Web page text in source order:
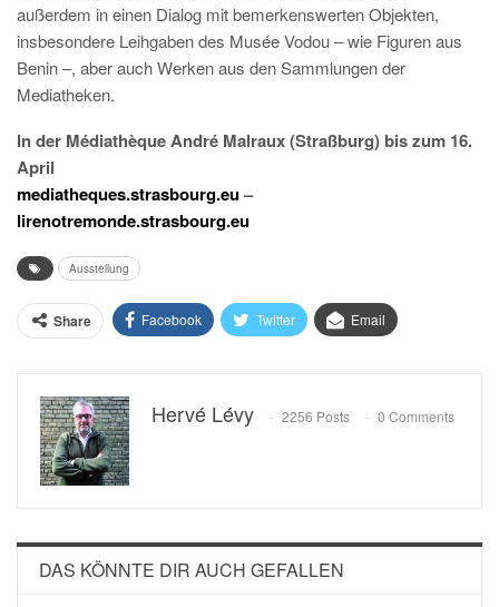
außerdem in einen Dialog mit bemerkenswerten Objekten,
insbesondere Leihgaben des Musée Vodou – wie Figuren aus
Benin –, aber auch Werken aus den Sammlungen der
Mediatheken.
In der Médiathèque André Malraux (Straßburg) bis zum 16.
April
mediatheques.strasbourg.eu–
lirenotremonde.strasbourg.eu
Ausstellung
Share Facebook Twitter Email
Hervé Lévy 2256 Posts 0 Comments
DAS KÖNNTE DIR AUCH GEFALLEN